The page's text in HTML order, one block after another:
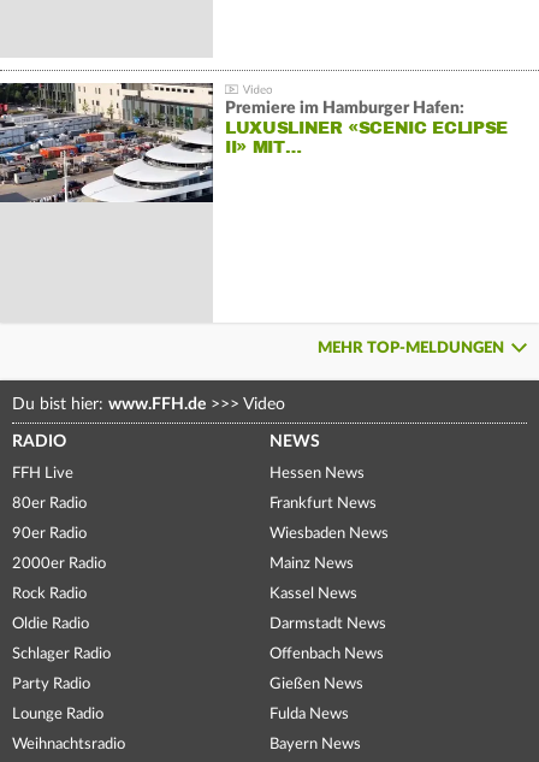
Premiere im Hamburger Hafen:
LUXUSLINER «SCENIC ECLIPSE
II» MIT…
MEHR TOP-MELDUNGEN
Du bist hier: www.FFH.de >>> Video
RADIO
FFH Live
80er Radio
90er Radio
2000er Radio
Rock Radio
Oldie Radio
Schlager Radio
Party Radio
Lounge Radio
Weihnachtsradio
NEWS
Hessen News
Frankfurt News
Wiesbaden News
Mainz News
Kassel News
Darmstadt News
Offenbach News
Gießen News
Fulda News
Bayern News